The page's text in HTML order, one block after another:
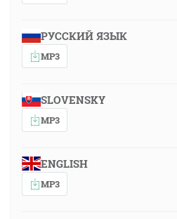
РУССКИЙ ЯЗЫК
MP3
SLOVENSKY
MP3
ENGLISH
MP3